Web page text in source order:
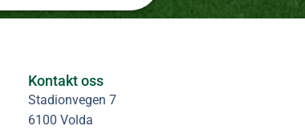
Kontakt oss
Stadionvegen 7
6100 Volda